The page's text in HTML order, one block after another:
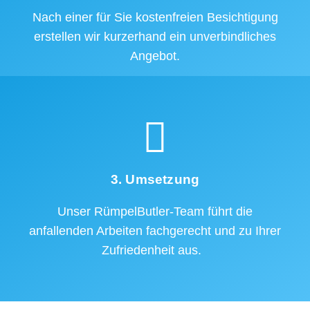
Nach einer für Sie kostenfreien Besichtigung
erstellen wir kurzerhand ein unverbindliches
Angebot.
3. Umsetzung
Unser RümpelButler-Team führt die
anfallenden Arbeiten fachgerecht und zu Ihrer
Zufriedenheit aus.